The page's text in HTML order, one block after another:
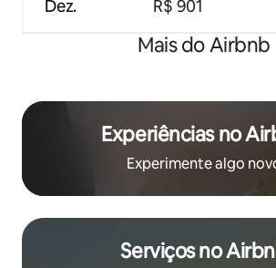
Dez. R$ 901
Mais do Airbnb
Experiências no
Experimente algo
Serviços no